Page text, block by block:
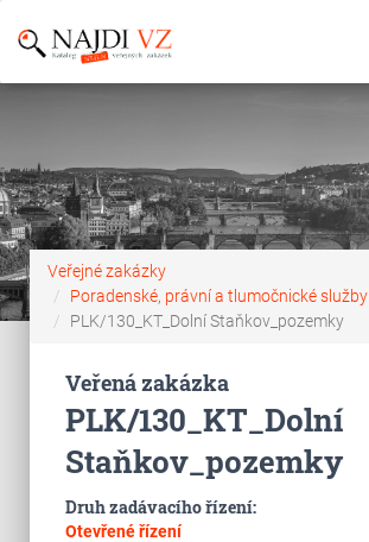
Veřejné zakázky
Poradenské, právní a tlumočnické služby
PLK/130_KT_Dolní Staňkov_pozemky
Veřená zakázka
PLK/130_KT_Dolní
Staňkov_pozemky
Druh zadávacího řízení:
Otevřené řízení